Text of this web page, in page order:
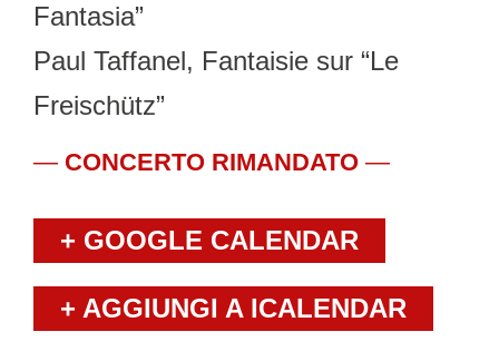
Fantasia”
Paul Taffanel, Fantaisie sur “Le
Freischütz”
— CONCERTO RIMANDATO —
+ GOOGLE CALENDAR
+ AGGIUNGI A ICALENDAR